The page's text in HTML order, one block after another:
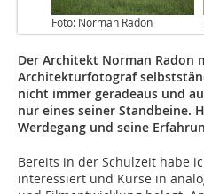
Foto: Norman Radon
Der Architekt Norman Radon
Architekturfotograf
nicht immer geradeaus und
nur eines seiner Standbeine.
Werdegang und seine
Bereits in der Schulzeit habe
interessiert und Kurse in